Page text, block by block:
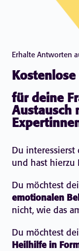
Erhalte Antworten
für deine
Austausch
Du interessierst
und hast hierzu
Du möchtest
emotionalen
nicht, wie das
Du möchtest
Heilhilfe in